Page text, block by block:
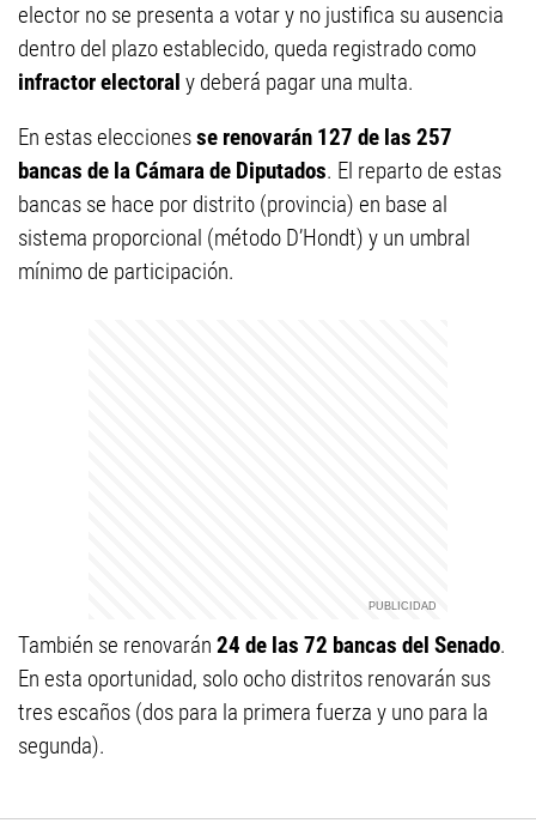
elector no se presenta a votar y no justifica su ausencia
dentro del plazo establecido, queda registrado como
infractor electoral y deberá pagar una multa.
En estas eleccionesse renovarán 127 de las 257
bancas de la Cámara de Diputados. El reparto de estas
bancas se hace por distrito (provincia) en base al
sistema proporcional (método D’Hondt) y un umbral
mínimo de participación.
También se renovarán 24 de las 72 bancas del Senado.
En esta oportunidad, solo ocho distritos renovarán sus
tres escaños (dos para la primera fuerza y uno para la
segunda).